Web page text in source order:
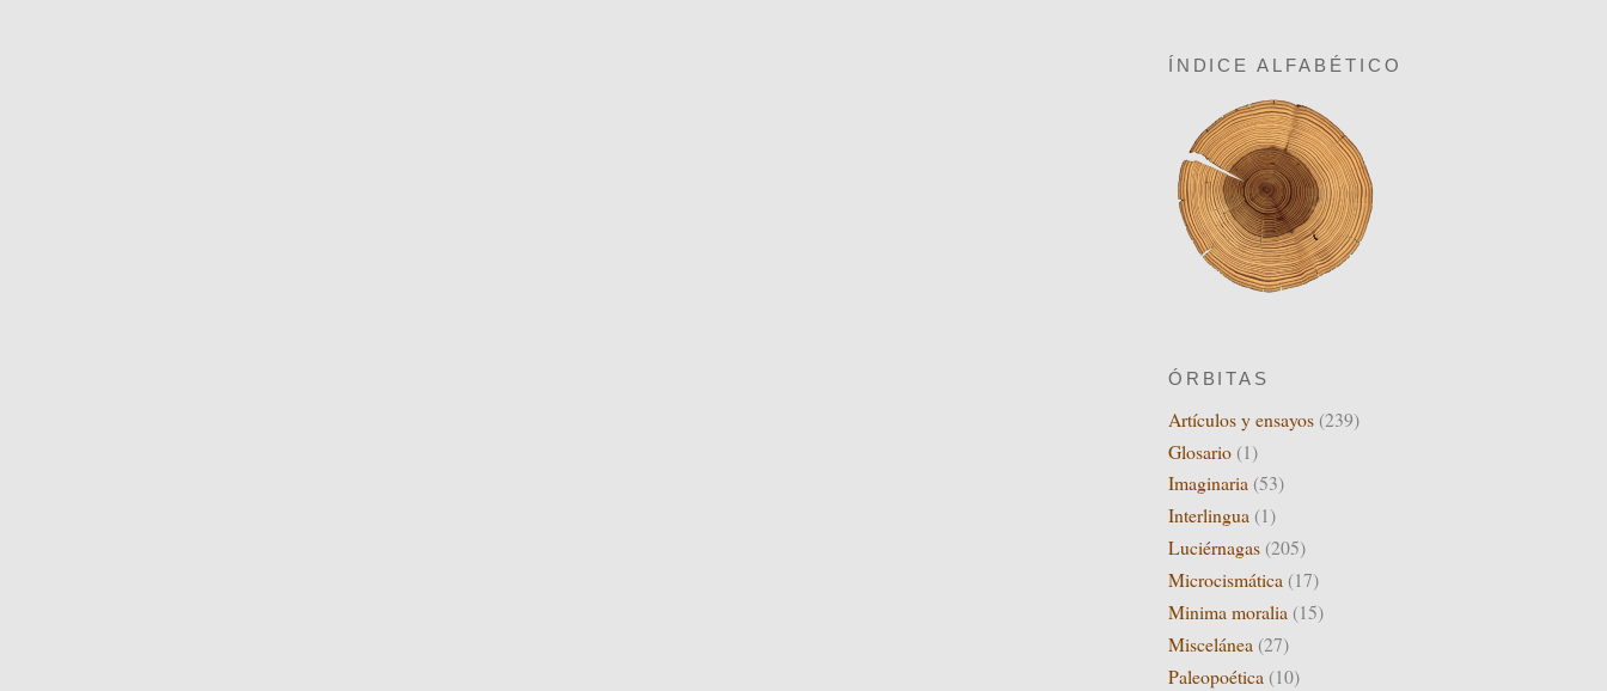
ÍNDICE ALFABÉTICO
ÓRBITAS
Artículos y ensayos (239)
Glosario (1)
Imaginaria (53)
Interlingua (1)
Luciérnagas (205)
Microcismática (17)
Minima moralia (15)
Miscelánea (27)
Paleopoética (10)